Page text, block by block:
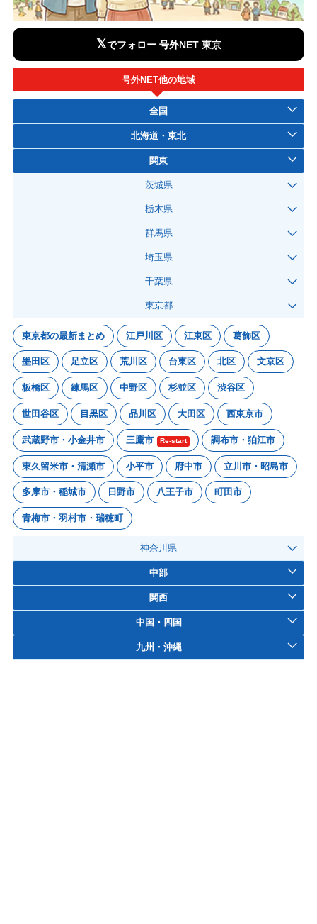
𝕏でフォロー 号外NET 東京
号外NET他の地域
全国
北海道・東北
関東
茨城県
栃木県
群馬県
埼玉県
千葉県
東京都
東京都の最新まとめ 江戸川区 江東区 葛飾区
墨田区 足立区 荒川区 台東区 北区 文京区
板橋区 練馬区 中野区 杉並区 渋谷区
世田谷区 目黒区 品川区 大田区 西東京市
武蔵野市・小金井市 三鷹市 Re-start 調布市・狛江市
東久留米市・清瀬市 小平市 府中市 立川市・昭島市
多摩市・稲城市 日野市 八王子市 町田市
青梅市・羽村市・瑞穂町
神奈川県
中部
関西
中国・四国
九州・沖縄